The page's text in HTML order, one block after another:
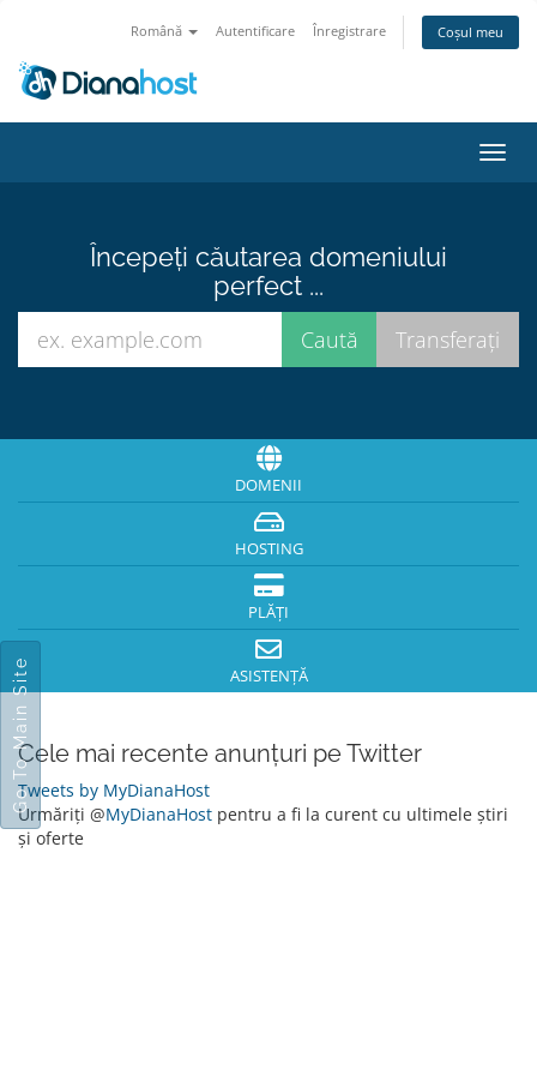
Română Autentificare Înregistrare Coșul meu
Începeți căutarea domeniului
perfect ...
DOMENII
HOSTING
PLĂȚI
ASISTENȚĂ
Cele mai recente anunțuri pe Twitter
Tweets by MyDianaHost
Urmăriți @MyDianaHost pentru a fi la curent cu ultimele știri
și oferte
Go To Main Site